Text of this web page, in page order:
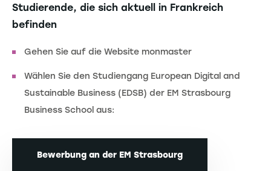
Studierende, die sich aktuell in Frankreich
befinden
Gehen Sie auf die Website monmaster
Wählen Sie den Studiengang European Digital and
Sustainable Business (EDSB) der EM Strasbourg
Business School aus:
Bewerbung an der EM Strasbourg